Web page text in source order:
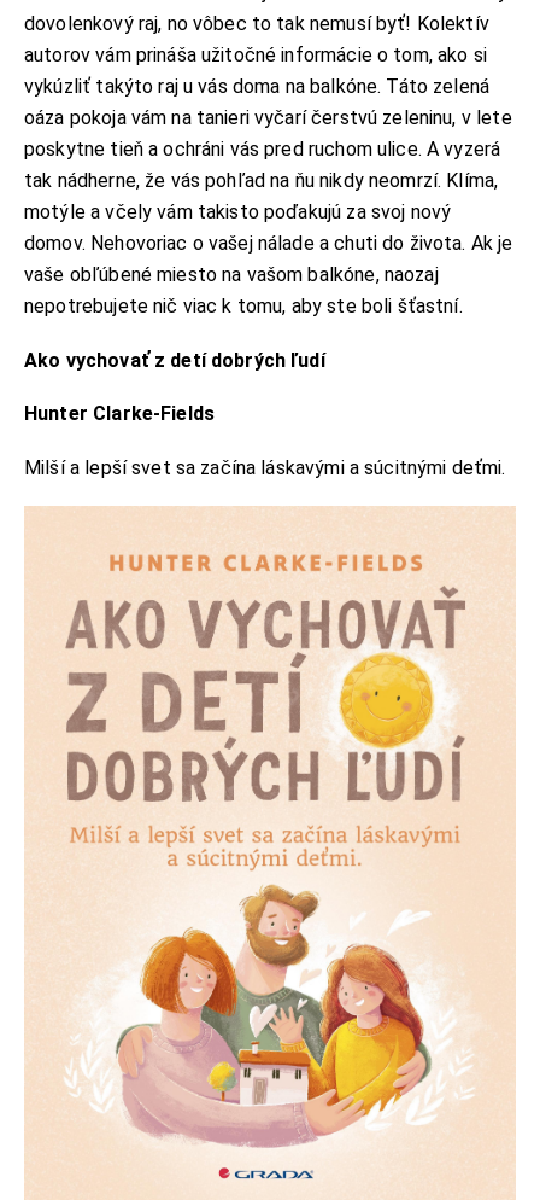
dovolenkový raj, no vôbec to tak nemusí byť! Kolektív
autorov vám prináša užitočné informácie o tom, ako si
vykúzliť takýto raj u vás doma na balkóne. Táto zelená
oáza pokoja vám na tanieri vyčarí čerstvú zeleninu, v lete
poskytne tieň a ochráni vás pred ruchom ulice. A vyzerá
tak nádherne, že vás pohľad na ňu nikdy neomrzí. Klíma,
motýle a včely vám takisto poďakujú za svoj nový
domov. Nehovoriac o vašej nálade a chuti do života. Ak je
vaše obľúbené miesto na vašom balkóne, naozaj
nepotrebujete nič viac k tomu, aby ste boli šťastní.
Ako vychovať z detí dobrých ľudí
Hunter Clarke-Fields
Milší a lepší svet sa začína láskavými a súcitnými deťmi.